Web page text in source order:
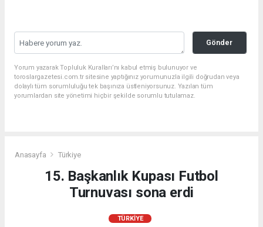
Gönder
Yorum yazarak Topluluk Kuralları’nı kabul etmiş bulunuyor ve
toroslargazetesi.com.tr sitesine yaptığınız yorumunuzla ilgili doğrudan veya
dolaylı tüm sorumluluğu tek başınıza üstleniyorsunuz. Yazılan tüm
yorumlardan site yönetimi hiçbir şekilde sorumlu tutulamaz.
Anasayfa Türkiye
15. Başkanlık Kupası Futbol
Turnuvası sona erdi
TÜRKIYE